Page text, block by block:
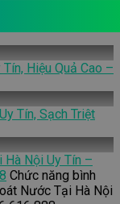
Hiệu Quả Cao –
Tín, Sạch Triệt
Nội Uy Tín –
Chức năng bình
Nước Tại Hà Nội